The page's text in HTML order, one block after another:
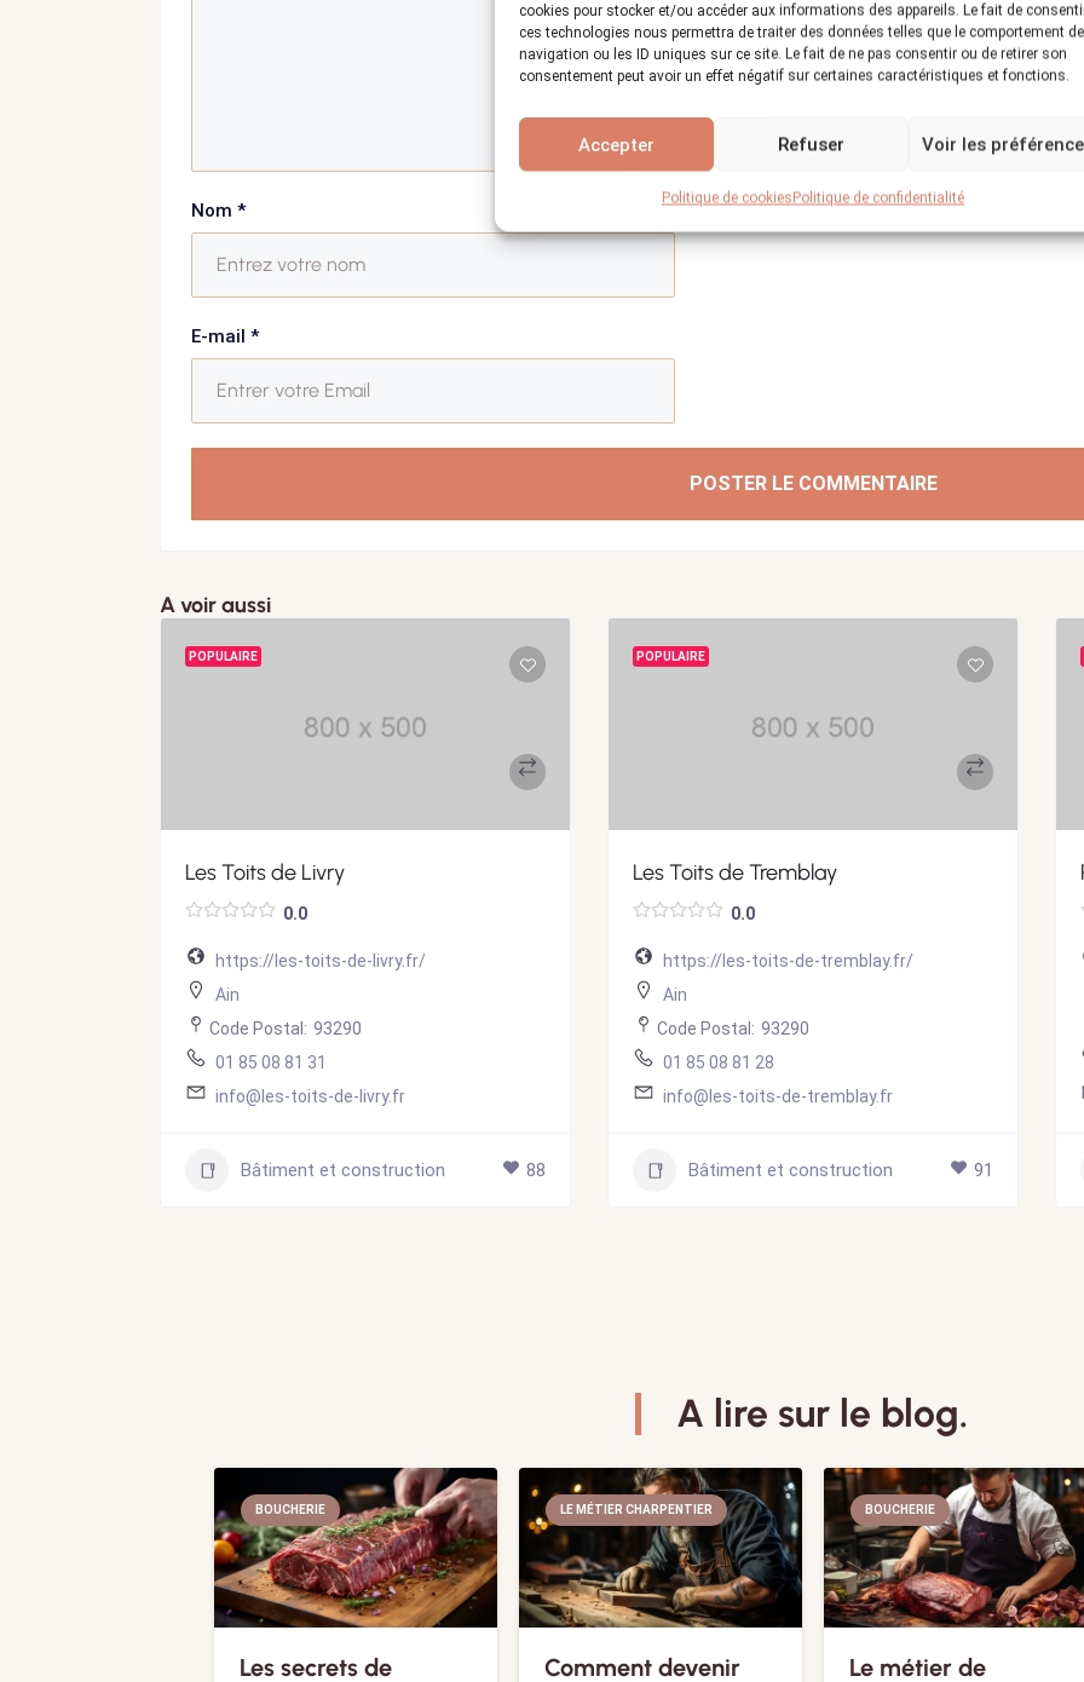
cookies pour stocker et/ou accéder aux informations des appareils. Le fait de
ces technologies nous permettra de traiter des données telles que le comportement de
navigation ou les ID uniques sur ce site. Le fait de ne pas consentir ou de retirer son
consentement peut avoir un effet négatif sur certaines caractéristiques et fonctions.
Accepter Refuser Voir les
Politique de cookiesPolitique de confidentialité
Nom *
E-mail *
POSTER LE COMMENTAIRE
A voir aussi
POPULAIRE
Les Toits de Livry
0.0
https://les-toits-de-livry.fr/
Ain
Code Postal: 93290
01 85 08 81 31
info@les-toits-de-livry.fr
Bâtiment et construction 88
POPULAIRE
Les Toits de Tremblay
0.0
https://les-toits-de-tremblay.fr/
Ain
Code Postal: 93290
01 85 08 81 28
info@les-toits-de-tremblay.fr
Bâtiment et construction 91
A lire sur le blog.
BOUCHERIE
Les secrets de
LE MÉTIER CHARPENTIER
Comment devenir
BOUCHERIE
Le métier de